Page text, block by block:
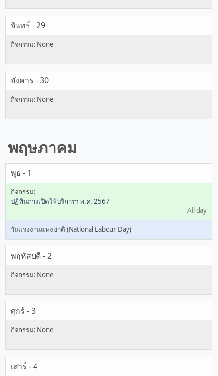
จันทร์ - 29
อังคาร - 30
พฤษภาคม
พุธ - 1
ปฏิทินการเปิดให้บริการฯ พ.ค. 2567
All day
วันแรงงานแห่งชาติ (National Labour Day)
พฤหัสบดี - 2
ศุกร์ - 3
เสาร์ - 4